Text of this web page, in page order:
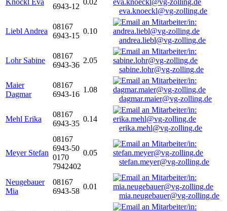
Knöckl Eva
6943-12
0.02
eva.knoeckl@vg-zolling.de
Liebl Andrea
08167
6943-15
0.10
andrea.liebl@vg-zolling.de
Lohr Sabine
08167
6943-36
2.05
sabine.lohr@vg-zolling.de
Maier
Dagmar
08167
6943-16
1.08
dagmar.maier@vg-zolling.de
Mehl Erika
08167
6943-35
0.14
erika.mehl@vg-zolling.de
Meyer Stefan
08167
6943-50
0170
7942402
0.05
stefan.meyer@vg-zolling.de
Neugebauer
Mia
08167
6943-58
0.01
mia.neugebauer@vg-zolling.de